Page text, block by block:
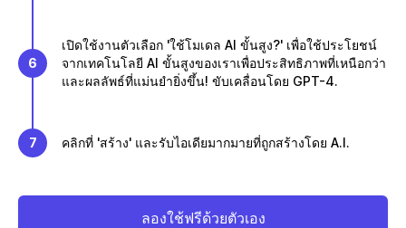
6
เปิดใช้งานตัวเลือก 'ใช้โมเดล AI ขั้นสูง?' เพื่อใช้ประโยชน์
จากเทคโนโลยี AI ขั้นสูงของเราเพื่อประสิทธิภาพที่เหนือกว่า
และผลลัพธ์ที่แม่นยำยิ่งขึ้น! ขับเคลื่อนโดย GPT-4.
7 คลิกที่ 'สร้าง' และรับไอเดียมากมายที่ถูกสร้างโดย A.I.
ลองใช้ฟรีด้วยตัวเอง